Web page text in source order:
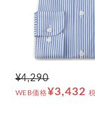
¥4,290
WEB価格¥3,432